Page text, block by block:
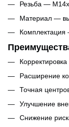
Резьба —
Материал —
Расширение
Точная
Улучшение
Снижение